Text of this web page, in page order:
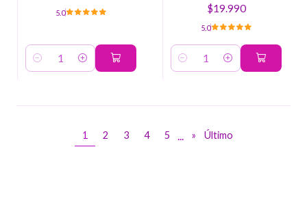
5.0
Cantidad
$19.990
5.0
Cantidad
1 2 3 4 5 ... » Último